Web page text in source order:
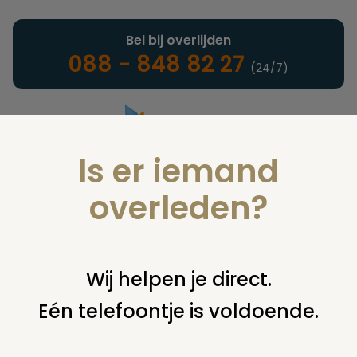
Landelijke uitvaartonderneming
Bel bij overlijden
088 - 848 82 27 (24/7)
U bent hier: home nieuws & agenda nieuws meer doden
dan levenden met een facebookprofiel
Is er iemand
overleden?
Wij helpen je direct.
Eén telefoontje is voldoende.